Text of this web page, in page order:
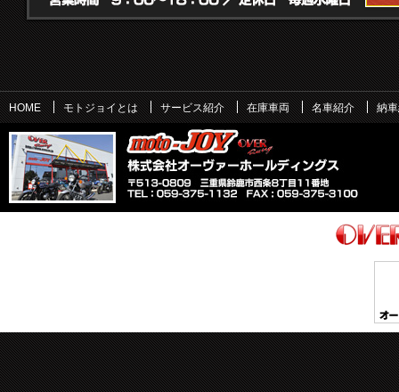
HOME モトジョイとは サービス紹介 在庫車両 名車紹介 納